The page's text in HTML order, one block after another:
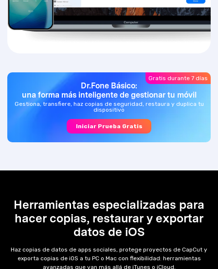
Dr.Fone Básico:
una forma más inteligente de gestionar tu móvil
Gestiona, transfiere, haz copias de seguridad, restaura y duplica tu
dispositivo
Gratis durante 7 días
Iniciar Prueba Gratis
Herramientas especializadas para
hacer copias, restaurar y exportar
datos de iOS
exporta copias de iOS a tu PC o Mac con flexibilidad: herramientas
avanzadasque van más allá de iTunes o iCloud.